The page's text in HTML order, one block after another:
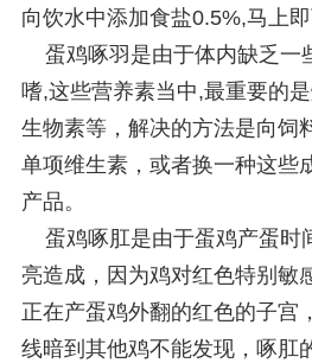
向饮水中添加食盐0.5%,马上即
蛋鸡啄羽是由于体内缺乏一
嗜,这些营养素当中,最重要的是
生物素等，解决的方法是向饲
单项维生素，或者换一种这些
产品。
蛋鸡啄肛是由于蛋鸡产蛋时
亮造成，因为鸡对红色特别敏
正在产蛋鸡外翻的红色的子宫
线暗到其他鸡不能发现，啄肛